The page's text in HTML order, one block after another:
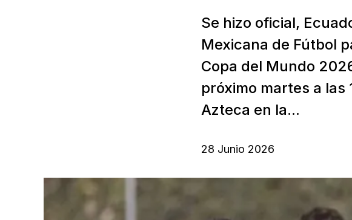
Se hizo oficial,
Mexicana de Fútbol
Copa del Mundo
próximo martes a las
Azteca en la...
28 Junio 2026